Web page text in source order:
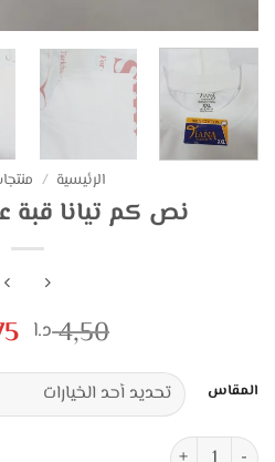
الرئيسية /
نص كم تيانا قبة
4,50 د.ا
المقاس
كمية نص كم تيانا قبة عالية ناعم جدا